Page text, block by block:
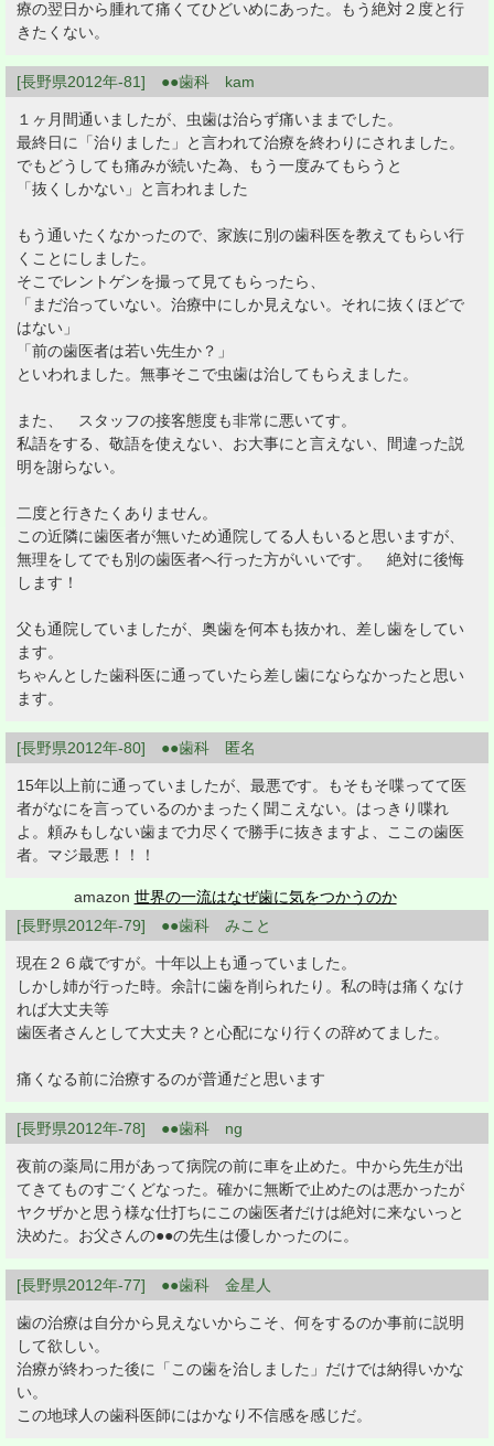
療の翌日から腫れて痛くてひどいめにあった。もう絶対２度と行
きたくない。
[長野県2012年-81] ●●歯科 kam
１ヶ月間通いましたが、虫歯は治らず痛いままでした。
最終日に「治りました」と言われて治療を終わりにされました。
でもどうしても痛みが続いた為、もう一度みてもらうと
「抜くしかない」と言われました
もう通いたくなかったので、家族に別の歯科医を教えてもらい行
くことにしました。
そこでレントゲンを撮って見てもらったら、
「まだ治っていない。治療中にしか見えない。それに抜くほどで
はない」
「前の歯医者は若い先生か？」
といわれました。無事そこで虫歯は治してもらえました。
また、 スタッフの接客態度も非常に悪いてす。
私語をする、敬語を使えない、お大事にと言えない、間違った説
明を謝らない。
二度と行きたくありません。
この近隣に歯医者が無いため通院してる人もいると思いますが、
無理をしてでも別の歯医者へ行った方がいいです。 絶対に後悔
します！
父も通院していましたが、奥歯を何本も抜かれ、差し歯をしてい
ます。
ちゃんとした歯科医に通っていたら差し歯にならなかったと思い
ます。
[長野県2012年-80] ●●歯科 匿名
15年以上前に通っていましたが、最悪です。もそもそ喋ってて医
者がなにを言っているのかまったく聞こえない。はっきり喋れ
よ。頼みもしない歯まで力尽くで勝手に抜きますよ、ここの歯医
者。マジ最悪！！！
amazon 世界の一流はなぜ歯に気をつかうのか
[長野県2012年-79] ●●歯科 みこと
現在２６歳ですが。十年以上も通っていました。
しかし姉が行った時。余計に歯を削られたり。私の時は痛くなけ
れば大丈夫等
歯医者さんとして大丈夫？と心配になり行くの辞めてました。
痛くなる前に治療するのが普通だと思います
[長野県2012年-78] ●●歯科 ng
夜前の薬局に用があって病院の前に車を止めた。中から先生が出
てきてものすごくどなった。確かに無断で止めたのは悪かったが
ヤクザかと思う様な仕打ちにこの歯医者だけは絶対に来ないっと
決めた。お父さんの●●の先生は優しかったのに。
[長野県2012年-77] ●●歯科 金星人
歯の治療は自分から見えないからこそ、何をするのか事前に説明
して欲しい。
治療が終わった後に「この歯を治しました」だけでは納得いかな
い。
この地球人の歯科医師にはかなり不信感を感じだ。